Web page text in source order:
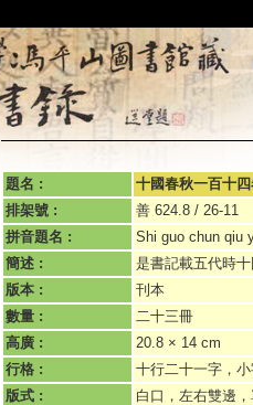
題名 :
十國春秋一百十
排架號 :
善 624.8 / 26-11
拼音題名 :
Shi guo chun qiu
簡述 :
是書記載五代時
版本 :
刊本
數量 :
二十三冊
高廣 :
20.8 × 14 cm
行格 :
十行二十一字，小
版式 :
白口，左右雙邊，